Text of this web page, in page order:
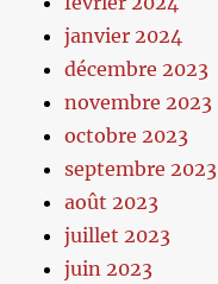
janvier 2024
décembre 2023
novembre 2023
octobre 2023
septembre 2023
août 2023
juillet 2023
juin 2023